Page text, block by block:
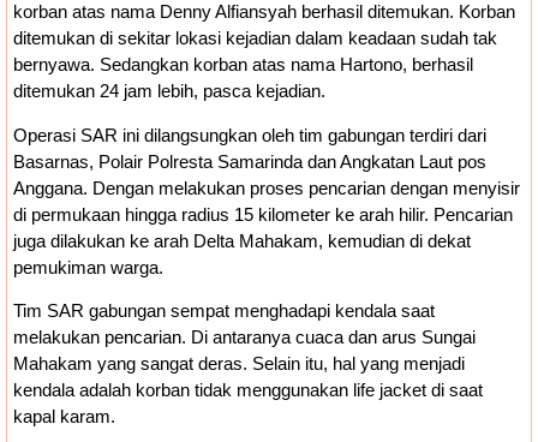
korban atas nama Denny Alfiansyah berhasil ditemukan. Korban
ditemukan di sekitar lokasi kejadian dalam keadaan sudah tak
bernyawa. Sedangkan korban atas nama Hartono, berhasil
ditemukan 24 jam lebih, pasca kejadian.
Operasi SAR ini dilangsungkan oleh tim gabungan terdiri dari
Basarnas, Polair Polresta Samarinda dan Angkatan Laut pos
Anggana. Dengan melakukan proses pencarian dengan menyisir
di permukaan hingga radius 15 kilometer ke arah hilir. Pencarian
juga dilakukan ke arah Delta Mahakam, kemudian di dekat
pemukiman warga.
Tim SAR gabungan sempat menghadapi kendala saat
melakukan pencarian. Di antaranya cuaca dan arus Sungai
Mahakam yang sangat deras. Selain itu, hal yang menjadi
kendala adalah korban tidak menggunakan life jacket di saat
kapal karam.